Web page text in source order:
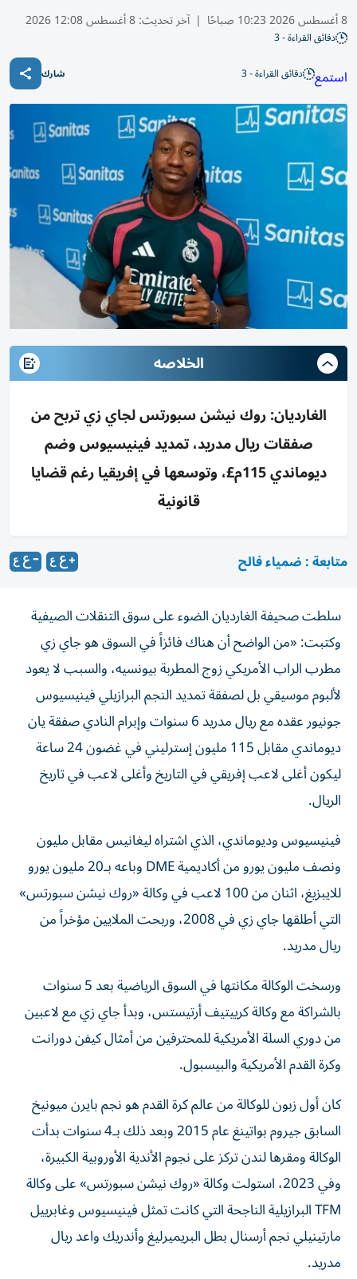
8 أغسطس 2026 10:23 صباحًا | آخر تحديث:8 أغسطس 12:08 2026
دقائق القراءة - 3
استمع دقائق القراءة - 3 شارك
الخلاصه
الغارديان: روك نيشن سبورتس لجاي زي تربح من
صفقات ريال مدريد، تمديد فينيسيوس وضم
ديوماندي 115م£، وتوسعها في إفريقيا رغم قضايا
قانونية
متابعة : ضمياء فالح
سلطت صحيفة الغارديان الضوء على سوق التنقلات الصيفية
وكتبت: «من الواضح أن هناك فائزاً في السوق هو جاي زي
مطرب الراب الأمريكي زوج المطربة بيونسيه، والسبب لا يعود
لألبوم موسيقي بل لصفقة تمديد النجم البرازيلي فينيسيوس
جونيور عقده مع ريال مدريد 6 سنوات وإبرام النادي صفقة يان
ديوماندي مقابل 115 مليون إسترليني في غضون 24 ساعة
ليكون أغلى لاعب إفريقي في التاريخ وأغلى لاعب في تاريخ
الريال.
فينيسيوس وديوماندي، الذي اشتراه ليغانيس مقابل مليون
ونصف مليون يورو من أكاديمية DME وباعه بـ20 مليون يورو
للايبزيغ، اثنان من 100 لاعب في وكالة «روك نيشن سبورتس»
التي أطلقها جاي زي في 2008، وربحت الملايين مؤخراً من
ريال مدريد.
ورسخت الوكالة مكانتها في السوق الرياضية بعد 5 سنوات
بالشراكة مع وكالة كرييتيف أرتيستس، وبدأ جاي زي مع لاعبين
من دوري السلة الأمريكية للمحترفين من أمثال كيفن دورانت
وكرة القدم الأمريكية والبيسبول.
كان أول زبون للوكالة من عالم كرة القدم هو نجم بايرن ميونيخ
السابق جيروم بواتينغ عام 2015 وبعد ذلك بـ4 سنوات بدأت
الوكالة ومقرها لندن تركز على نجوم الأندية الأوروبية الكبيرة،
وفي 2023، استولت وكالة «روك نيشن سبورتس» على وكالة
TFM البرازيلية الناجحة التي كانت تمثل فينيسيوس وغابرييل
مارتينيلي نجم أرسنال بطل البريميرليغ وأندريك واعد ريال
مدريد.